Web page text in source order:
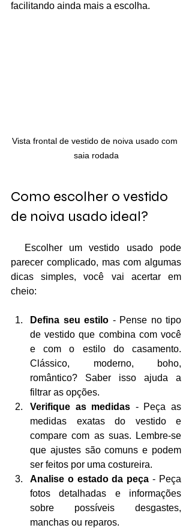
facilitando ainda mais a escolha.
Vista frontal de vestido de noiva usado com
saia rodada
Como escolher o vestido
de noiva usado ideal?
parecer complicado, mas com algumas
dicas simples, você vai acertar em
cheio:
Defina seu estilo - Pense no tipo
de vestido que combina com você
e com o estilo do casamento.
Clássico, moderno, boho,
romântico? Saber isso ajuda a
filtrar as opções.
Verifique as medidas - Peça as
medidas exatas do vestido e
compare com as suas. Lembre-se
que ajustes são comuns e podem
ser feitos por uma costureira.
Analise o estado da peça - Peça
fotos detalhadas e informações
sobre possíveis desgastes,
manchas ou reparos.